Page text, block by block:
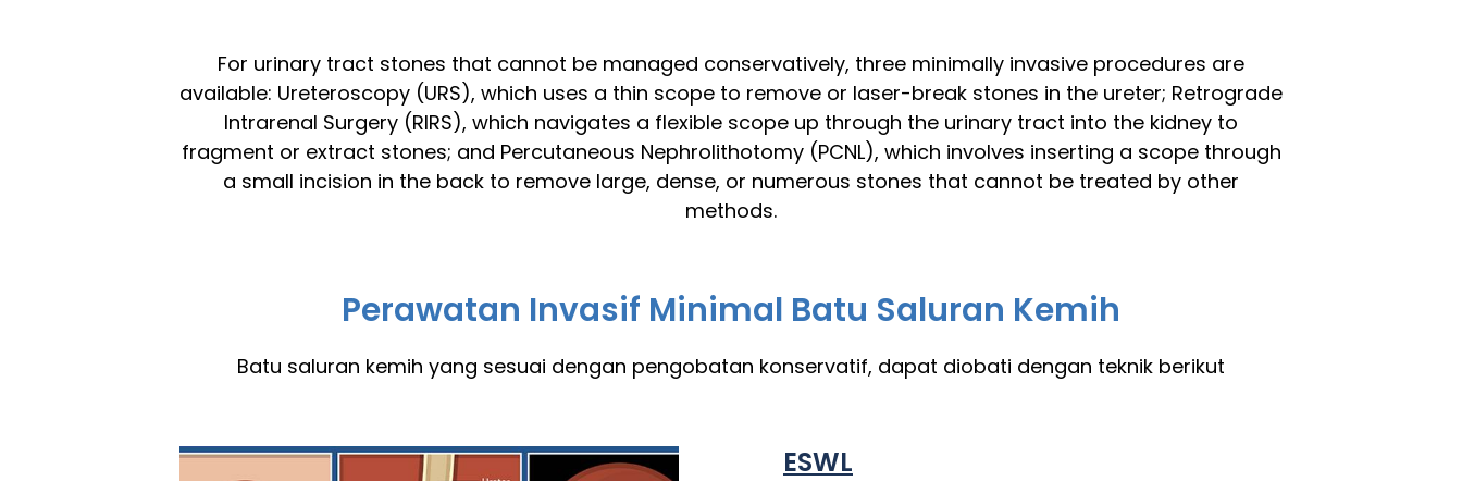
For urinary tract stones that cannot be managed conservatively, three minimally invasive procedures are
available: Ureteroscopy (URS), which uses a thin scope to remove or laser-break stones in the ureter; Retrograde
Intrarenal Surgery (RIRS), which navigates a flexible scope up through the urinary tract into the kidney to
fragment or extract stones; and Percutaneous Nephrolithotomy (PCNL), which involves inserting a scope through
a small incision in the back to remove large, dense, or numerous stones that cannot be treated by other
methods.
Perawatan Invasif Minimal Batu Saluran Kemih
Batu saluran kemih yang sesuai dengan pengobatan konservatif, dapat diobati dengan teknik berikut
ESWL